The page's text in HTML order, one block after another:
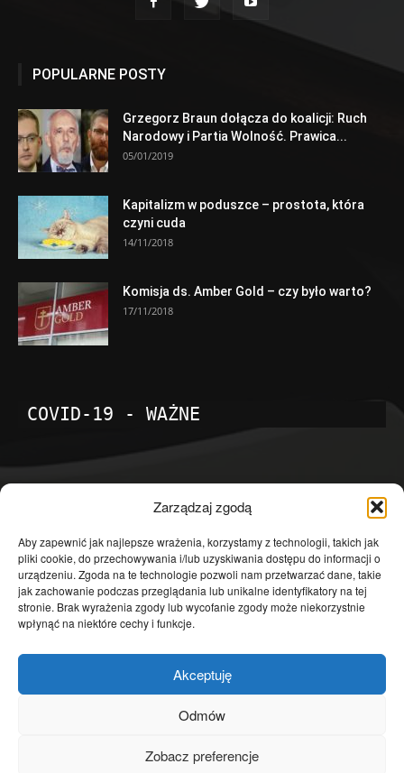
Zarządzaj zgodą
Aby zapewnić jak najlepsze wrażenia, korzystamy z technologii, takich jak
pliki cookie, do przechowywania i/lub uzyskiwania dostępu do informacji o
urządzeniu. Zgoda na te technologie pozwoli nam przetwarzać dane, takie
jak zachowanie podczas przeglądania lub unikalne identyfikatory na tej
stronie. Brak wyrażenia zgody lub wycofanie zgody może niekorzystnie
wpłynąć na niektóre cechy i funkcje.
Akceptuję
Odmów
Zobacz preferencje
POPULARNE POSTY
Grzegorz Braun dołącza do koalicji: Ruch
Narodowy i Partia Wolność. Prawica...
05/01/2019
Kapitalizm w poduszce – prostota, która
czyni cuda
14/11/2018
Komisja ds. Amber Gold – czy było warto?
17/11/2018
COVID-19 - WAŻNE
Temat dnia
4601
Publicystyka
4363
Polityka
3639
Polska
Społeczeństwo
2823